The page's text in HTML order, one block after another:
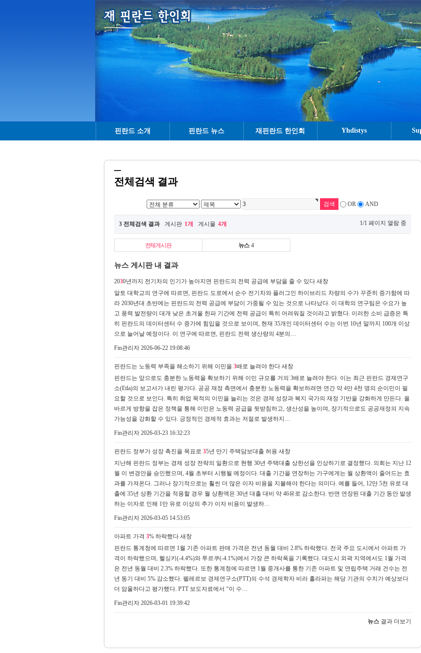
핀란드 소개 핀란드 뉴스 재핀란드 한인회 Yhdistys
전체검색 결과
OR AND
3 전체검색 결과 게시판 1개 게시물 4개 1/1 페이지 열람 중
전체게시판 뉴스 4
뉴스 게시판 내 결과
2030년까지 전기차의 인기가 높아지면 핀란드의 전력 공급에 부담을 줄 수 있다 새창
알토 대학교의 연구에 따르면, 핀란드 도로에서 순수 전기차와 플러그인 하이브리드 차량의 수가 꾸준히 증가함에 따
라 2030년대 초반에는 핀란드의 전력 공급에 부담이 가중될 수 있는 것으로 나타났다. 이 대학의 연구팀은 수요가 높
고 풍력 발전량이 대개 낮은 초겨울 한파 기간에 전력 공급이 특히 어려워질 것이라고 밝혔다. 이러한 소비 급증은 특
히 핀란드의 데이터센터 수 증가에 힘입을 것으로 보이며, 현재 35개인 데이터센터 수는 이번 10년 말까지 100개 이상
으로 늘어날 예정이다. 이 연구에 따르면, 핀란드 전력 생산량의 4분의…
Fin관리자 2026-06-22 19:08:46
핀란드는 노동력 부족을 해소하기 위해 이민을 3배로 늘려야 한다 새창
핀란드는 앞으로도 충분한 노동력을 확보하기 위해 이민 규모를 거의 3배로 늘려야 한다. 이는 최근 핀란드 경제연구
소(Etla)의 보고서가 내린 평가다. 공공 재정 측면에서 충분한 노동력을 확보하려면 연간 약 4만 4천 명의 순이민이 필
요할 것으로 보인다. 특히 취업 목적의 이민을 늘리는 것은 경제 성장과 복지 국가의 재정 기반을 강화하게 만든다. 올
바르게 방향을 잡은 정책을 통해 이민은 노동력 공급을 뒷받침하고, 생산성을 높이며, 장기적으로도 공공재정의 지속
가능성을 강화할 수 있다. 긍정적인 경제적 효과는 저절로 발생하지…
Fin관리자 2026-03-23 16:32:23
핀란드 정부가 성장 촉진을 목표로 35년 만기 주택담보대출 허용 새창
지난해 핀란드 정부는 경제 성장 전략의 일환으로 현행 30년 주택대출 상한선을 인상하기로 결정했다. 의회는 지난 12
월 이 변경안을 승인했으며, 4월 초부터 시행될 예정이다. 대출 기간을 연장하는 가구에게는 월 상환액이 줄어드는 효
과를 가져온다. 그러나 장기적으로는 훨씬 더 많은 이자 비용을 지불해야 한다는 의미다. 예를 들어, 12만 5천 유로 대
출에 35년 상환 기간을 적용할 경우 월 상환액은 30년 대출 대비 약 46유로 감소한다. 반면 연장된 대출 기간 동안 발생
하는 이자로 인해 1만 유로 이상의 추가 이자 비용이 발생하…
Fin관리자 2026-03-05 14:53:05
아파트 가격 3% 하락했다 새창
핀란드 통계청에 따르면 1월 기존 아파트 판매 가격은 전년 동월 대비 2.8% 하락했다. 전국 주요 도시에서 아파트 가
격이 하락했으며, 헬싱키(-4.4%)와 투르쿠(-4.1%)에서 가장 큰 하락폭을 기록했다. 대도시 외곽 지역에서도 1월 가격
은 전년 동월 대비 2.3% 하락했다. 또한 통계청에 따르면 1월 중개사를 통한 기존 아파트 및 연립주택 거래 건수는 전
년 동기 대비 5% 감소했다. 펠레르보 경제연구소(PTT)의 수석 경제학자 비라 홀라파는 해당 기관의 수치가 예상보다
더 암울하다고 평가했다. PTT 보도자료에서 “이 수…
Fin관리자 2026-03-01 19:39:42
뉴스 결과 더보기